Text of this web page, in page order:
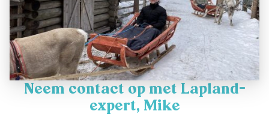
Neem contact op met Lapland-
expert, Mike